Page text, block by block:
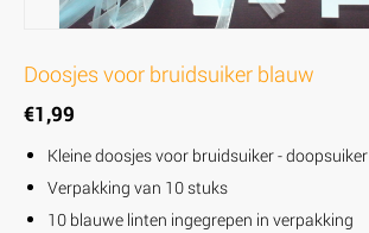
Doosjes voor bruidsuiker blauw
€1,99
Kleine doosjes voor bruidsuiker - doopsuiker
Verpakking van 10 stuks
10 blauwe linten ingegrepen in verpakking